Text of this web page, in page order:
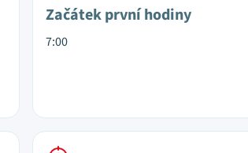
Začátek první hodiny
7:00